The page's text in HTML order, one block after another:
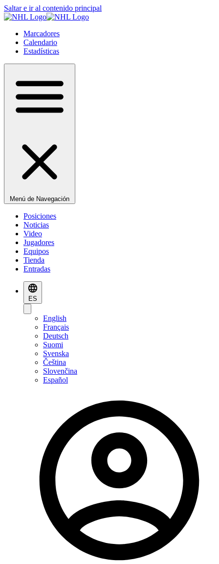
Saltar e ir al contenido principal
Marcadores
Calendario
Estadísticas
Menú de Navegación
Posiciones
Noticias
Video
Jugadores
Equipos
Tienda
Entradas
ES
English
Français
Deutsch
Suomi
Svenska
Čeština
Slovenčina
Español